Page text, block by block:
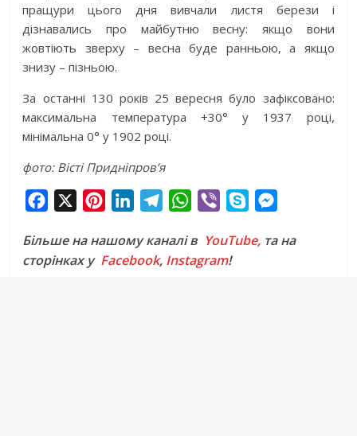
пращури цього дня вивчали листя берези і
дізнавались про майбутню весну: якщо вони
жовтіють зверху – весна буде ранньою, а якщо
знизу – пізньою.
За останні 130 років 25 вересня було зафіксовано:
максимальна температура +30° у 1937 році,
мінімальна 0° у 1902 році.
фото: Вісті Придніпров’я
c
e
n
t
n
k
l
e
W
a
t
b
e
y
s
Більше на нашому каналі в YouTube, та на
сторінках у Facebook, Instagram!